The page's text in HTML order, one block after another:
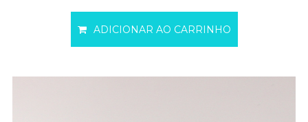
ADICIONAR AO CARRINHO